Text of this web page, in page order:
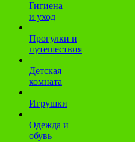
Гигиена
и уход
Прогулки и
путешествия
Детская
комната
Игрушки
Одежда и
обувь